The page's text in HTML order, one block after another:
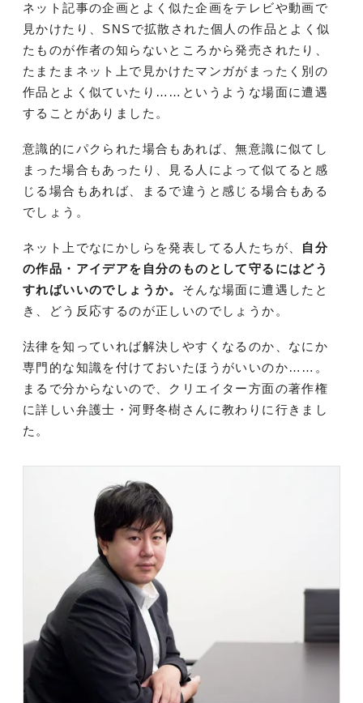
ネット記事の企画とよく似た企画をテレビや動画で
見かけたり、SNSで拡散された個人の作品とよく似
たものが作者の知らないところから発売されたり、
たまたまネット上で見かけたマンガがまったく別の
作品とよく似ていたり……というような場面に遭遇
することがありました。
意識的にパクられた場合もあれば、無意識に似てし
まった場合もあったり、見る人によって似てると感
じる場合もあれば、まるで違うと感じる場合もある
でしょう。
ネット上でなにかしらを発表してる人たちが、 自分
の作品・アイデアを自分のものとして守るにはどう
すればいいのでしょうか。 そんな場面に遭遇したと
き、どう反応するのが正しいのでしょうか。
法律を知っていれば解決しやすくなるのか、なにか
専門的な知識を付けておいたほうがいいのか……。
まるで分からないので、クリエイター方面の著作権
に詳しい弁護士・河野冬樹さんに教わりに行きまし
た。